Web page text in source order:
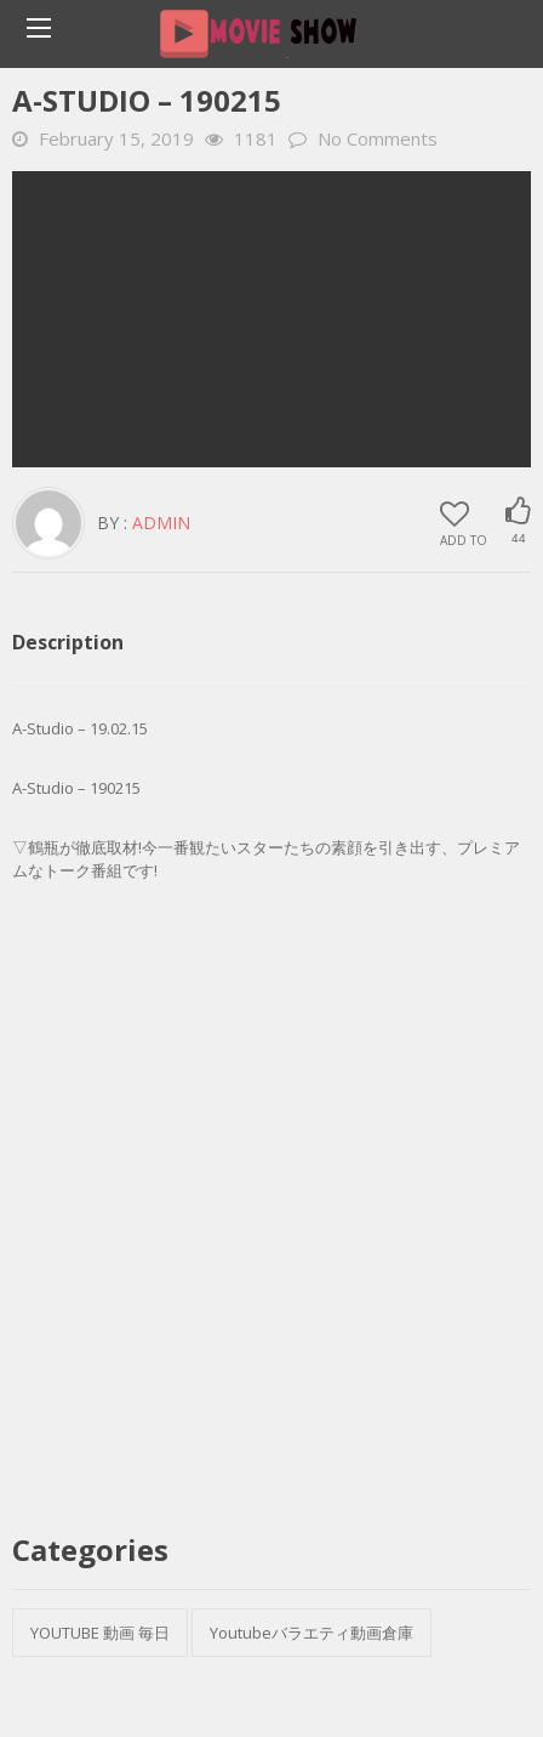
Home YOUTUBE 動画 毎日 A-Studio – 190215
A-STUDIO – 190215
February 15, 2019 1181 No Comments
ADD TO 44
BY : ADMIN
Description
A-Studio – 19.02.15
A-Studio – 190215
▽鶴瓶が徹底取材!今一番観たいスターたちの素顔を引き出す、プレミア
ムなトーク番組です!
Categories
YOUTUBE 動画 毎日 Youtubeバラエティ動画倉庫